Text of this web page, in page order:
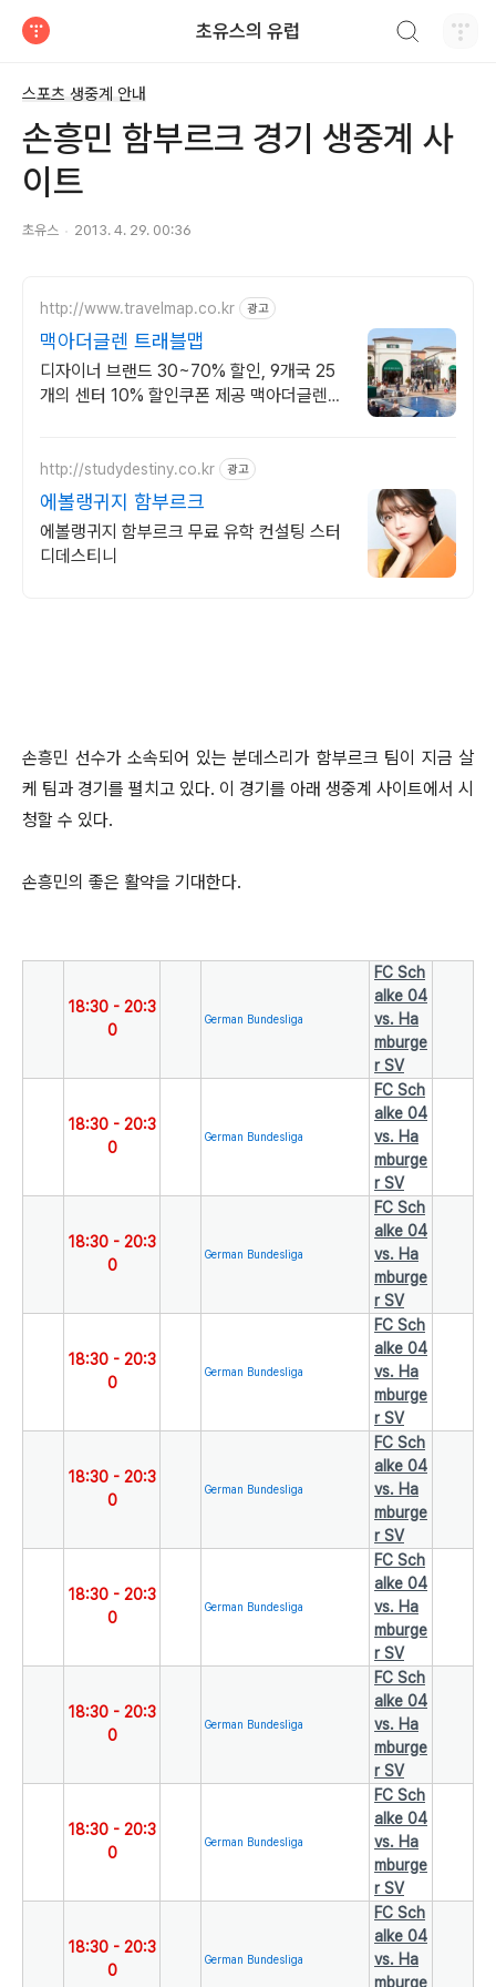
초유스의 유럽
스포츠 생중계 안내
손흥민 함부르크 경기 생중계 사
이트
초유스 2013. 4. 29. 00:36
http://www.travelmap.co.kr 광고
맥아더글렌 트래블맵
디자이너 브랜드 30~70% 할인, 9개국 25
개의 센터 10% 할인쿠폰 제공 맥아더글렌
http://studydestiny.co.kr 광고
에볼랭귀지 함부르크
에볼랭귀지 함부르크 무료 유학 컨설팅 스터
디데스티니
손흥민 선수가 소속되어 있는 분데스리가 함부르크 팀이 지금 살
케 팀과 경기를 펼치고 있다. 이 경기를 아래 생중계 사이트에서 시
청할 수 있다.
손흥민의 좋은 활약을 기대한다.
18:30- 20:3
0
German Bundesliga
FC Sch
alke 04
vs. Ha
mburge
r SV
18:30- 20:3
0
German Bundesliga
FC Sch
alke 04
vs. Ha
mburge
r SV
18:30- 20:3
0
German Bundesliga
FC Sch
alke 04
vs. Ha
mburge
r SV
18:30- 20:3
0
German Bundesliga
FC Sch
alke 04
vs. Ha
mburge
r SV
18:30- 20:3
0
German Bundesliga
FC Sch
alke 04
vs. Ha
mburge
r SV
18:30- 20:3
0
German Bundesliga
FC Sch
alke 04
vs. Ha
mburge
r SV
18:30- 20:3
0
German Bundesliga
FC Sch
alke 04
vs. Ha
mburge
r SV
18:30- 20:3
0
German Bundesliga
FC Sch
alke 04
vs. Ha
mburge
r SV
18:30- 20:3
0
German Bundesliga
FC Sch
alke 04
vs. Ha
mburge